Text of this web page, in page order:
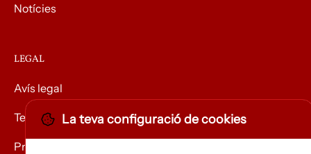
Notícies
LEGAL
Avís legal
Termes i condicions
Privacitat
La teva configuració de cookies